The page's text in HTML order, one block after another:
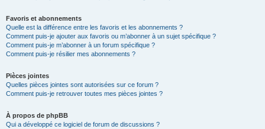
Favoris et abonnements
Quelle est la différence entre les favoris et les abonnements ?
Comment puis-je ajouter aux favoris ou m’abonner à un sujet spécifique ?
Comment puis-je m’abonner à un forum spécifique ?
Comment puis-je résilier mes abonnements ?
Pièces jointes
Quelles pièces jointes sont autorisées sur ce forum ?
Comment puis-je retrouver toutes mes pièces jointes ?
À propos de phpBB
Qui a développé ce logiciel de forum de discussions ?